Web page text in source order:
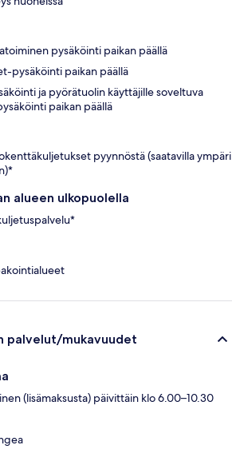
pysäköinti paikan päällä
pysäköinti paikan päällä
ja pyörätuolin käyttäjille soveltuva
paikan päällä
pyynnöstä (saatavilla ympäri
alueen ulkopuolella
palvelut/mukavuudet
(lisämaksusta) päivittäin klo 6.00–10.30